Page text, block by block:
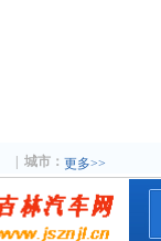
城市： 更多>>